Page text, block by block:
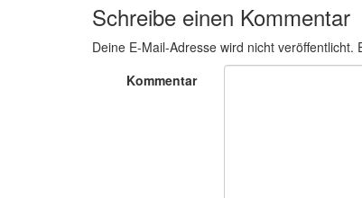
Schreibe einen Kommentar
Deine E-Mail-Adresse wird nicht veröffentlicht.
Kommentar